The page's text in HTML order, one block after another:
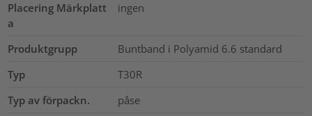
Placering Märkplatt
a
ingen
Produktgrupp
Buntband i Polyamid 6.6 standard
Typ
T30R
Typ av förpackn.
påse